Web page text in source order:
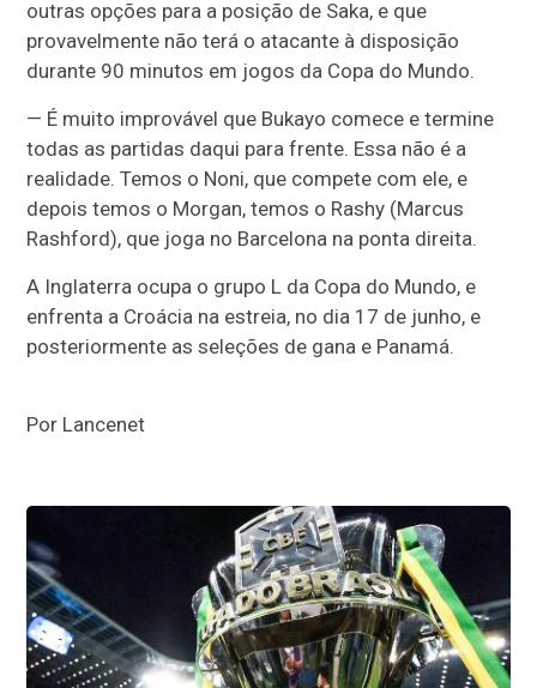
outras opções para a posição de Saka, e que
provavelmente não terá o atacante à disposição
durante 90 minutos em jogos da Copa do Mundo.
— É muito improvável que Bukayo comece e termine
todas as partidas daqui para frente. Essa não é a
realidade. Temos o Noni, que compete com ele, e
depois temos o Morgan, temos o Rashy (Marcus
Rashford), que joga no Barcelona na ponta direita.
A Inglaterra ocupa o grupo L da Copa do Mundo, e
enfrenta a Croácia na estreia, no dia 17 de junho, e
posteriormente as seleções de gana e Panamá.
Por Lancenet